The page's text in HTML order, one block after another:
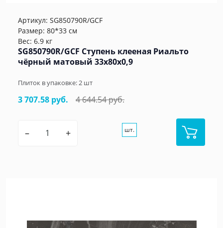
Артикул: SG850790R/GCF
Размер: 80*33 см
Вес: 6.9 кг
SG850790R/GCF Ступень клееная Риальто
чёрный матовый 33x80x0,9
Плиток в упаковке:2 шт
3 707.58 руб. 4 644.54 руб.
– + шт.